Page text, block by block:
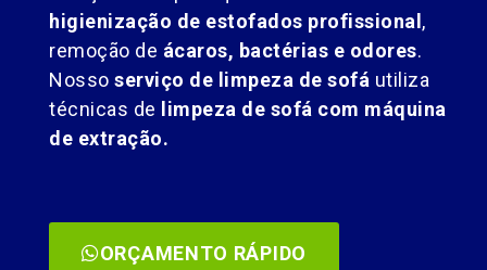
higienização de estofados profissional,
remoção de ácaros, bactérias e odores.
Nosso serviço de limpeza de sofá utiliza
técnicas de limpeza de sofá com máquina
de extração.
ORÇAMENTO RÁPIDO